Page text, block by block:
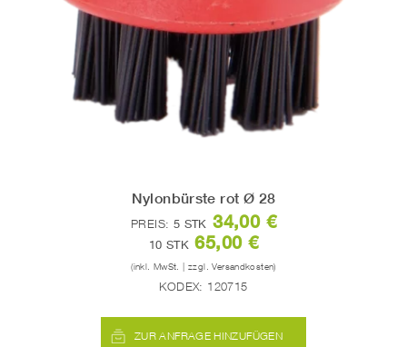
Nylonbürste rot Ø 28
PREIS: 5 STK 34,00 €
10 STK 65,00 €
(inkl. MwSt. | zzgl. Versandkosten)
KODEX: 120715
ZUR ANFRAGE HINZUFÜGEN